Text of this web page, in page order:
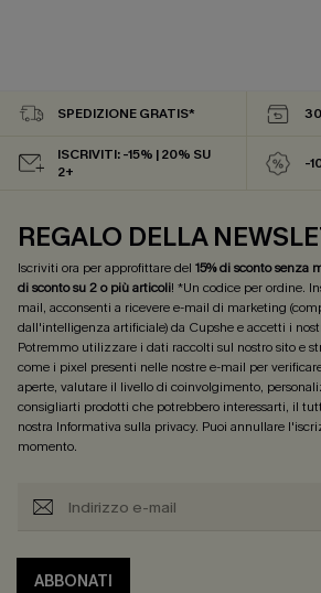
SPEDIZIONE GRATIS*
ISCRIVITI: -15% | 20% SU
2+
-
REGALO DELLA
Iscriviti ora per approfittare del 15% di sconto senza
di sconto su 2 o più articoli! *Un codice per ordine.
mail, acconsenti a ricevere e-mail di marketing
dall'intelligenza artificiale) da Cupshe e accetti i
Potremmo utilizzare i dati raccolti sul nostro sito e
come i pixel presenti nelle nostre e-mail per
aperte, valutare il livello di coinvolgimento,
consigliarti prodotti che potrebbero interessarti, il
nostra Informativa sulla privacy. Puoi annullare
momento.
ABBONATI